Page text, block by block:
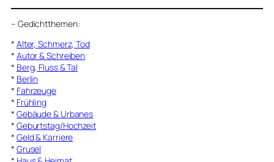
– Gedichtthemen:
* Alter, Schmerz, Tod
* Autor & Schreiben
* Berg, Fluss & Tal
* Berlin
* Fahrzeuge
* Frühling
* Gebäude & Urbanes
* Geburtstag/Hochzeit
* Geld & Karriere
* Grusel